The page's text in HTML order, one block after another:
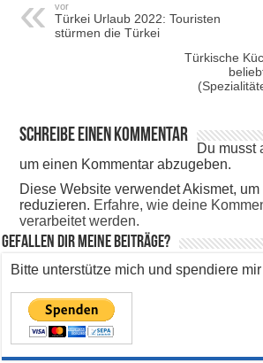
vor
Türkei Urlaub 2022: Touristen
stürmen die Türkei
Türkische
Schreibe einen Kommentar
Du musst
um einen Kommentar abzugeben.
Diese Website verwendet Akismet, um
reduzieren. Erfahre, wie deine
verarbeitet werden.
Gefallen dir meine Beiträge?
Bitte unterstütze mich und spendiere